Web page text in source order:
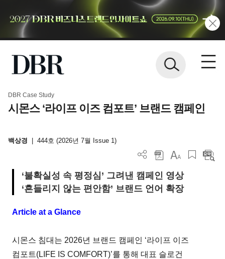
DBR Case Study
시몬스 ‘라이프 이즈 컴포트’ 브랜드 캠페인
백상경 444호 (2026년 7월 Issue 1)
‘불확실성 속 평정심’ 그려낸 캠페인 영상
‘흔들리지 않는 편안함’ 브랜드 언어 확장
Article at a Glance
시몬스 침대는 2026년 브랜드 캠페인 ‘라이프 이즈
컴포트(LIFE IS COMFORT)’를 통해 대표 슬로건